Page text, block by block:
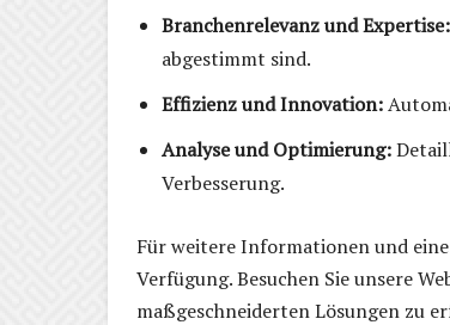
Branchenrelevanz und Expertise:
abgestimmt sind.
Effizienz und Innovation:
Analyse und Optimierung:
Verbesserung.
Für weitere Informationen und
Verfügung. Besuchen Sie unsere
maßgeschneiderten Lösungen zu